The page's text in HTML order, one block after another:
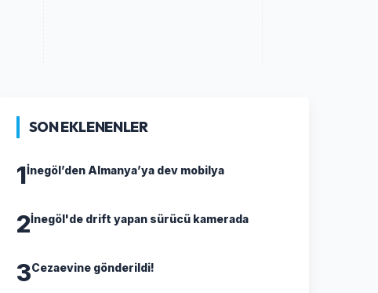
SON EKLENENLER
1İnegöl’den Almanya’ya dev mobilya
2İnegöl'de drift yapan sürücü kamerada
3Cezaevine gönderildi!